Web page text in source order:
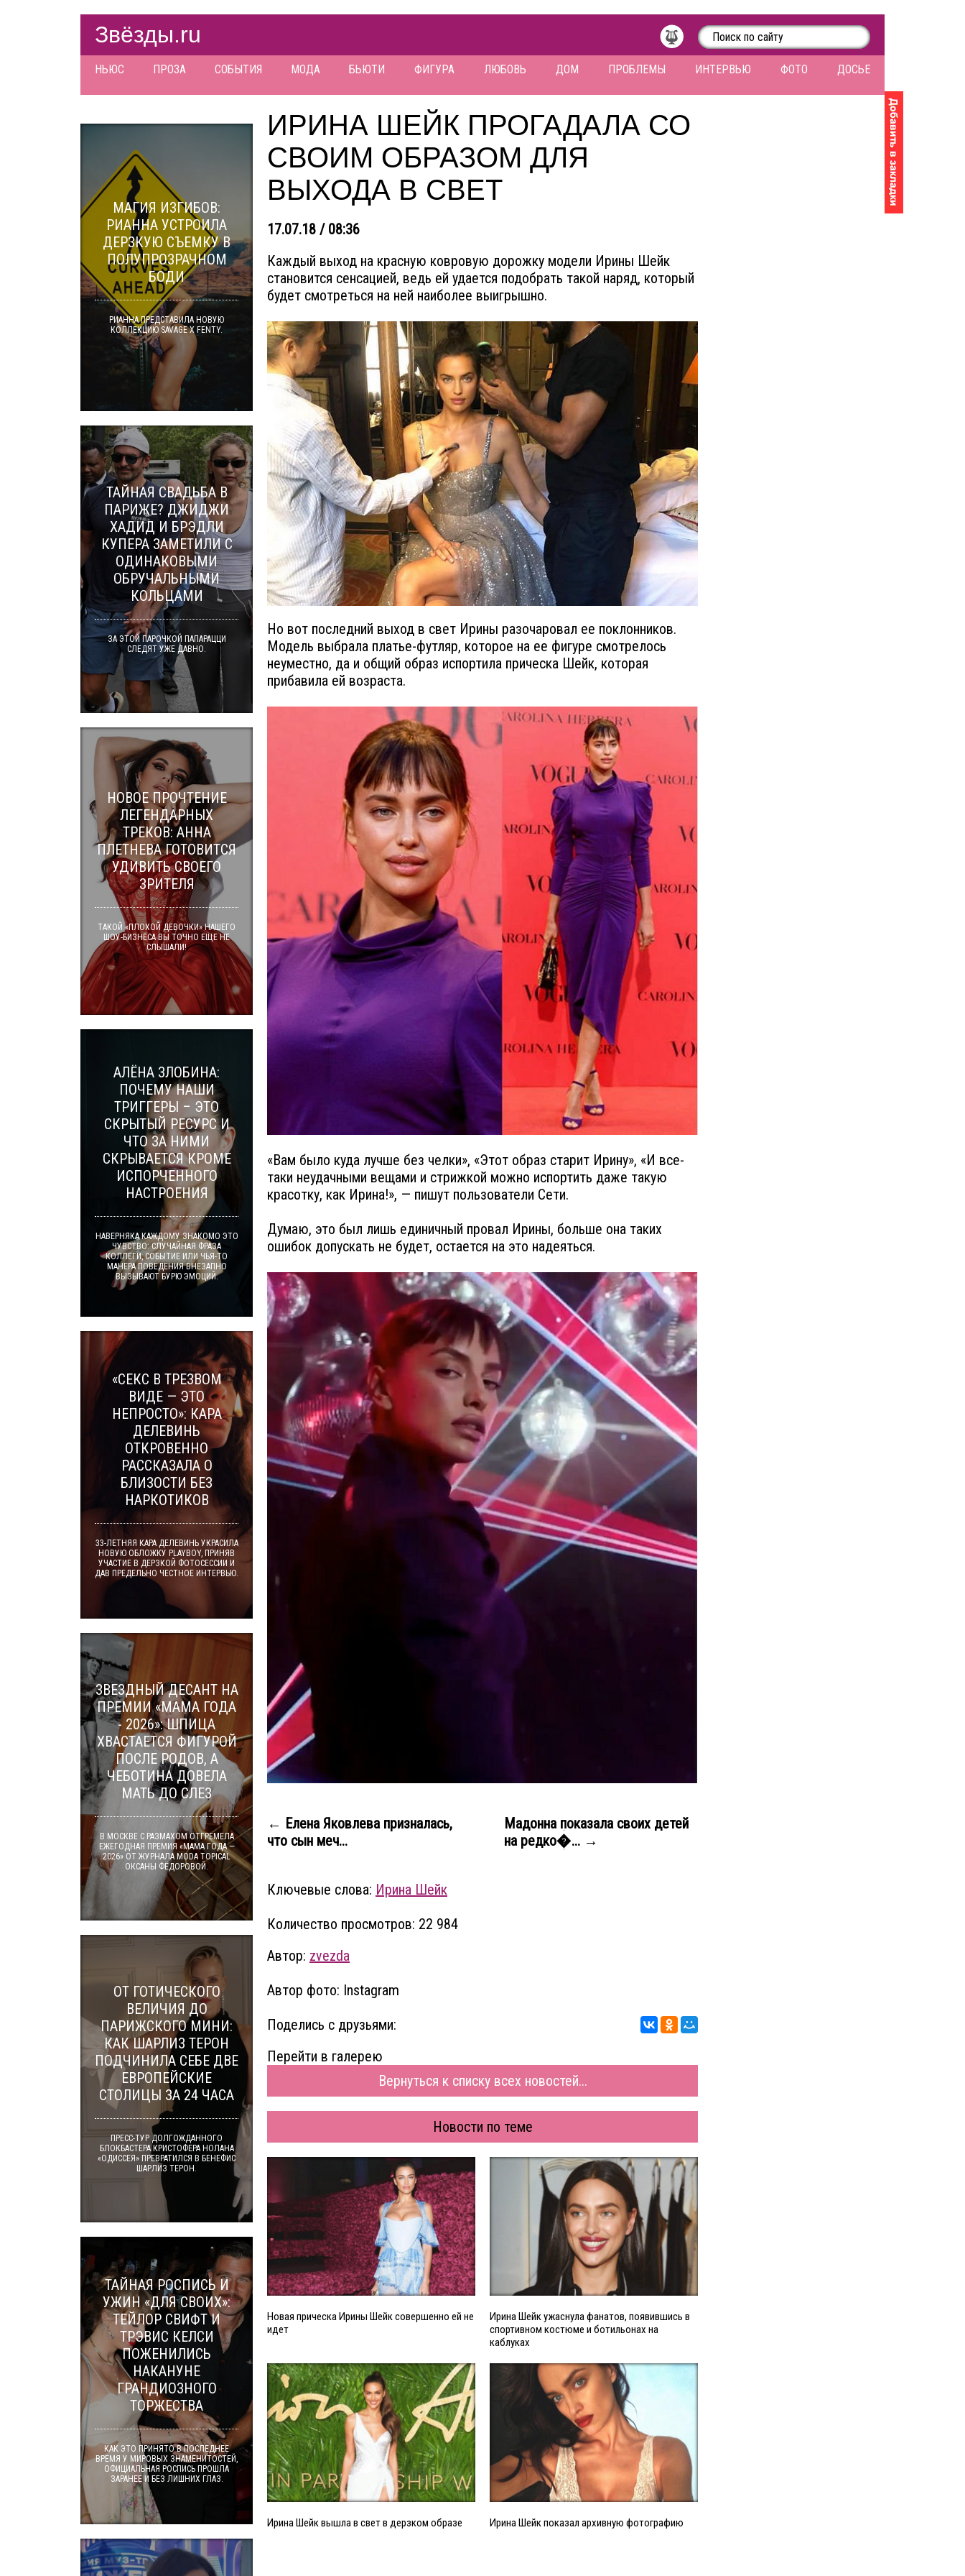
Звёзды.ru
НЬЮС ПРОЗА СОБЫТИЯ МОДА БЬЮТИ ФИГУРА ЛЮБОВЬ ДОМ ПРОБЛЕМЫ ИНТЕРВЬЮ ФОТО ДОСЬЕ
ИРИНА ШЕЙК ПРОГАДАЛА СО
СВОИМ ОБРАЗОМ ДЛЯ
ВЫХОДА В СВЕТ
17.07.18 / 08:36
Каждый выход на красную ковровую дорожку модели Ирины Шейк
становится сенсацией, ведь ей удается подобрать такой наряд, который
будет смотреться на ней наиболее выигрышно.
Но вот последний выход в свет Ирины разочаровал ее поклонников.
Модель выбрала платье-футляр, которое на ее фигуре смотрелось
неуместно, да и общий образ испортила прическа Шейк, которая
прибавила ей возраста.
«Вам было куда лучше без челки», «Этот образ старит Ирину», «И все-
таки неудачными вещами и стрижкой можно испортить даже такую
красотку, как Ирина!», — пишут пользователи Сети.
Думаю, это был лишь единичный провал Ирины, больше она таких
ошибок допускать не будет, остается на это надеяться.
← Елена Яковлева призналась,
что сын меч...
Мадонна показала своих детей
на редко�... →
Ключевые слова: Ирина Шейк
Количество просмотров: 22 984
Автор: zvezda
Автор фото: Instagram
Поделись с друзьями:
Перейти в галерею
Вернуться к списку всех новостей...
Новости по теме
Новая прическа Ирины Шейк совершенно ей не
идет
Ирина Шейк ужаснула фанатов, появившись в
спортивном костюме и ботильонах на
каблуках
Ирина Шейк вышла в свет в дерзком образе Ирина Шейк показал архивную фотографию
МАГИЯ ИЗГИБОВ:
РИАННА УСТРОИЛА
ДЕРЗКУЮ СЪЕМКУ В
ПОЛУПРОЗРАЧНОМ
БОДИ
РИАННА ПРЕДСТАВИЛА НОВУЮ
КОЛЛЕКЦИЮ SAVAGE X FENTY.
ТАЙНАЯ СВАДЬБА В
ПАРИЖЕ? ДЖИДЖИ
ХАДИД И БРЭДЛИ
КУПЕРА ЗАМЕТИЛИ С
ОДИНАКОВЫМИ
ОБРУЧАЛЬНЫМИ
КОЛЬЦАМИ
ЗА ЭТОЙ ПАРОЧКОЙ ПАПАРАЦЦИ
СЛЕДЯТ УЖЕ ДАВНО.
НОВОЕ ПРОЧТЕНИЕ
ЛЕГЕНДАРНЫХ
ТРЕКОВ: АННА
ПЛЕТНЕВА ГОТОВИТСЯ
УДИВИТЬ СВОЕГО
ЗРИТЕЛЯ
ТАКОЙ «ПЛОХОЙ ДЕВОЧКИ» НАШЕГО
ШОУ-БИЗНЕСА ВЫ ТОЧНО ЕЩЕ НЕ
СЛЫШАЛИ!
АЛЁНА ЗЛОБИНА:
ПОЧЕМУ НАШИ
ТРИГГЕРЫ – ЭТО
СКРЫТЫЙ РЕСУРС И
ЧТО ЗА НИМИ
СКРЫВАЕТСЯ КРОМЕ
ИСПОРЧЕННОГО
НАСТРОЕНИЯ
НАВЕРНЯКА КАЖДОМУ ЗНАКОМО ЭТО
ЧУВСТВО: СЛУЧАЙНАЯ ФРАЗА
КОЛЛЕГИ, СОБЫТИЕ ИЛИ ЧЬЯ-ТО
МАНЕРА ПОВЕДЕНИЯ ВНЕЗАПНО
ВЫЗЫВАЮТ БУРЮ ЭМОЦИЙ.
«СЕКС В ТРЕЗВОМ
ВИДЕ — ЭТО
НЕПРОСТО»: КАРА
ДЕЛЕВИНЬ
ОТКРОВЕННО
РАССКАЗАЛА О
БЛИЗОСТИ БЕЗ
НАРКОТИКОВ
33-ЛЕТНЯЯ КАРА ДЕЛЕВИНЬ УКРАСИЛА
НОВУЮ ОБЛОЖКУ PLAYBOY, ПРИНЯВ
УЧАСТИЕ В ДЕРЗКОЙ ФОТОСЕССИИ И
ДАВ ПРЕДЕЛЬНО ЧЕСТНОЕ ИНТЕРВЬЮ.
ЗВЕЗДНЫЙ ДЕСАНТ НА
ПРЕМИИ «МАМА ГОДА
- 2026»: ШПИЦА
ХВАСТАЕТСЯ ФИГУРОЙ
ПОСЛЕ РОДОВ, А
ЧЕБОТИНА ДОВЕЛА
МАТЬ ДО СЛЕЗ
В МОСКВЕ С РАЗМАХОМ ОТГРЕМЕЛА
ЕЖЕГОДНАЯ ПРЕМИЯ «МАМА ГОДА —
2026» ОТ ЖУРНАЛА MODA TOPICAL
ОКСАНЫ ФЁДОРОВОЙ.
ОТ ГОТИЧЕСКОГО
ВЕЛИЧИЯ ДО
ПАРИЖСКОГО МИНИ:
КАК ШАРЛИЗ ТЕРОН
ПОДЧИНИЛА СЕБЕ ДВЕ
ЕВРОПЕЙСКИЕ
СТОЛИЦЫ ЗА 24 ЧАСА
ПРЕСС-ТУР ДОЛГОЖДАННОГО
БЛОКБАСТЕРА КРИСТОФЕРА НОЛАНА
«ОДИССЕЯ» ПРЕВРАТИЛСЯ В БЕНЕФИС
ШАРЛИЗ ТЕРОН.
ТАЙНАЯ РОСПИСЬ И
УЖИН «ДЛЯ СВОИХ»:
ТЕЙЛОР СВИФТ И
ТРЭВИС КЕЛСИ
ПОЖЕНИЛИСЬ
НАКАНУНЕ
ГРАНДИОЗНОГО
ТОРЖЕСТВА
КАК ЭТО ПРИНЯТО В ПОСЛЕДНЕЕ
ВРЕМЯ У МИРОВЫХ ЗНАМЕНИТОСТЕЙ,
ОФИЦИАЛЬНАЯ РОСПИСЬ ПРОШЛА
ЗАРАНЕЕ И БЕЗ ЛИШНИХ ГЛАЗ.